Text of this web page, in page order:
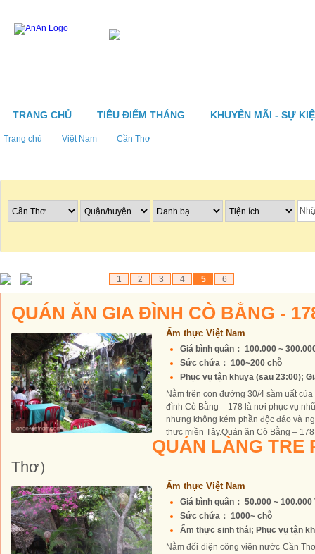
TRANG CHỦ TIÊU ĐIỂM THÁNG KHUYẾN MÃI - SỰ
Trang chủ Việt Nam Cần Thơ
1 2 3 4 5 6
QUÁN ĂN GIA ĐÌNH CÒ BẰNG -
Ẩm thực Việt Nam
Giá bình quân： 100.000 ~
Sức chứa： 100~200 chỗ
Phục vụ tận khuya (sau 23:00);
Nằm trên con đường 30/4 sầm uất
đình Cò Bằng – 178 là nơi phục vụ
nhưng không kém phần độc đáo và
thực miền Tây.Quán ăn Cò Bằng –
QUÁN LÀNG TRE
Thơ）
Ẩm thực Việt Nam
Giá bình quân： 50.000 ~ 100.000
Sức chứa： 1000~ chỗ
Ẩm thực sinh thái; Phục vụ tận
Nằm đối diện công viên nước Cần